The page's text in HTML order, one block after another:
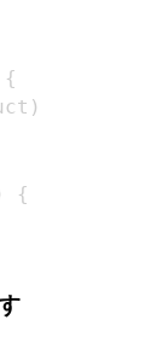
{
)
{